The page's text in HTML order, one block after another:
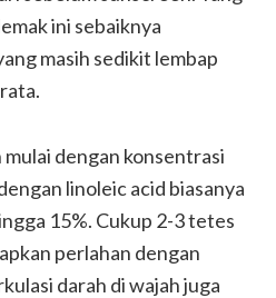
ini sebaiknya
masih sedikit lembap
dengan konsentrasi
linoleic acid biasanya
15%. Cukup 2-3 tetes
perlahan dengan
darah di wajah juga